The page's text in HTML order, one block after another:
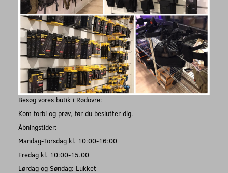
Besøg vores butik i Rødovre:
Kom forbi og prøv, før du beslutter dig.
Åbningstider:
Mandag-Torsdag kl. 10:00-16:00
Fredag kl. 10:00-15.00
Lørdag og Søndag: Lukket